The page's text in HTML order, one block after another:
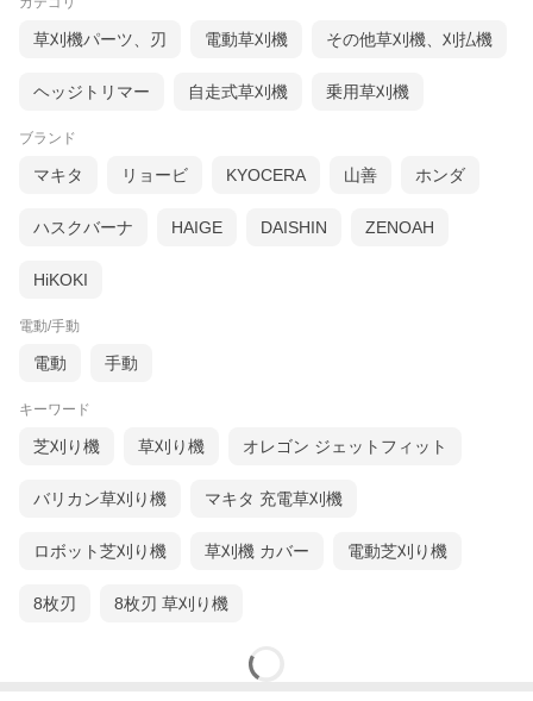
草刈機パーツ、刃 電動草刈機 その他草刈機、刈払機
ヘッジトリマー 自走式草刈機 乗用草刈機
ブランド
マキタ リョービ KYOCERA 山善 ホンダ
ハスクバーナ HAIGE DAISHIN ZENOAH
HiKOKI
電動/手動
電動 手動
キーワード
芝刈り機 草刈り機 オレゴン ジェットフィット
バリカン草刈り機 マキタ 充電草刈機
ロボット芝刈り機 草刈機 カバー 電動芝刈り機
8枚刃 8枚刃 草刈り機